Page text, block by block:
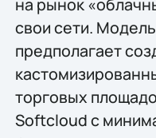
на рынок
свои сети.
предполагает
торговых
Softcloud с